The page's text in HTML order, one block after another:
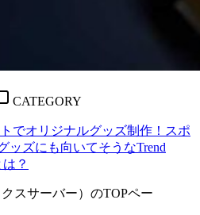
CATEGORY
でオリジナルグッズ制作！スポ
ッズにも向いてそうなTrend
？